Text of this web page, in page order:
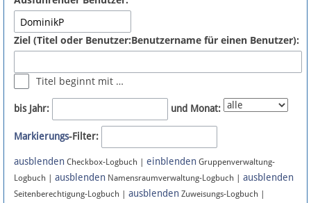
Fehler melden
Newsletter
Bluesky
Facebook
Instagram
Ziel (Titel oder Benutzer:Benutzername für einen Benutzer):
Titel beginnt mit …
bis Jahr: und Monat:
Markierungs-Filter:
ausblenden Checkbox-Logbuch | einblenden Gruppenverwaltung-
Logbuch | ausblenden Namensraumverwaltung-Logbuch | ausblenden
Seitenberechtigung-Logbuch | ausblenden Zuweisungs-Logbuch |